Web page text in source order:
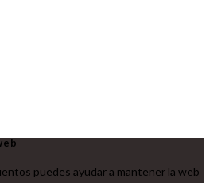
puedes ayudar a mantener la web